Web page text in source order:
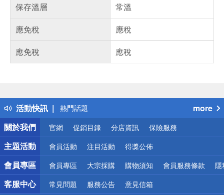
保存溫層
常溫
應免稅
應稅
應免稅
應稅
活動快訊
得獎公告
熱門話題
銀行優惠
偏遠地區配送
詐騙網頁！請小心！
more
關於我們
官網 促銷目錄 分店資訊 保險服務
主題活動 會員活動 注目活動 得獎公佈
會員專區 會員專區 大宗採購 購物須知 會員服務條款 隱
客服中心 常見問題 服務公告 意見信箱